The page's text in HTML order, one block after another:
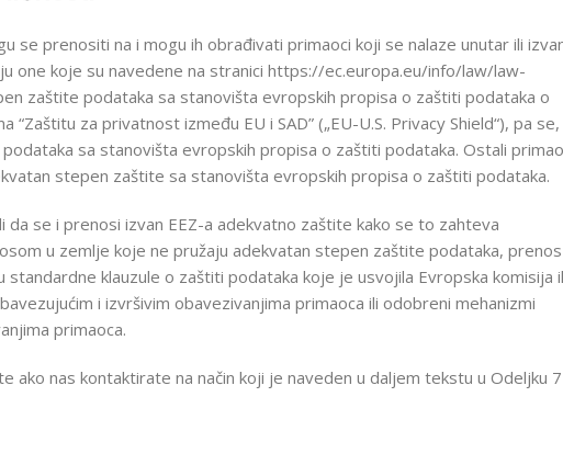
se prenositi na i mogu ih obrađivati primaoci koji se nalaze unutar ili
one koje su navedene na stranici https://ec.europa.eu/info/law/law-
zaštite podataka sa stanovišta evropskih propisa o zaštiti podataka o
za privatnost između EU i SAD” („EU-U.S. Privacy Shield“), pa se,
sa stanovišta evropskih propisa o zaštiti podataka. Ostali
stepen zaštite sa stanovišta evropskih propisa o zaštiti podataka.
se i prenosi izvan EEZ-a adekvatno zaštite kako se to zahteva
u zemlje koje ne pružaju adekvatan stepen zaštite podataka, prenos
klauzule o zaštiti podataka koje je usvojila Evropska komisija
i izvršivim obavezivanjima primaoca ili odobreni mehanizmi
primaoca.
nas kontaktirate na način koji je naveden u daljem tekstu u Odeljku 7